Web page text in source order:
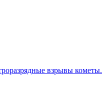
взрывы кометы.